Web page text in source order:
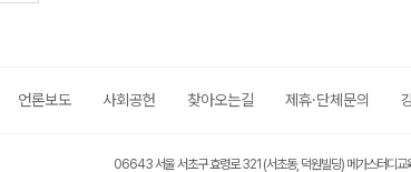
언론보도 사회공헌 찾아오는길 제휴·단체문의
06643 서울 서초구 효령로 321 (서초동, 덕원빌딩) 메가스터